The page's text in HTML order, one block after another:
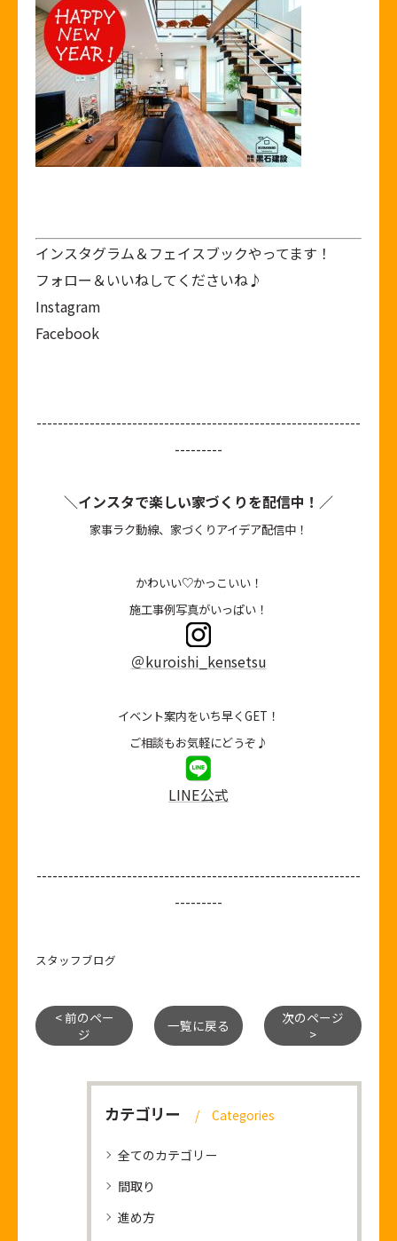
インスタグラム＆フェイスブックやってます！
フォロー＆いいねしてくださいね♪
Instagram
Facebook
-------------------------------------------------------------
---------
＼インスタで楽しい家づくりを配信中！／
家事ラク動線、家づくりアイデア配信中！
かわいい♡かっこいい！
施工事例写真がいっぱい！
＠kuroishi_kensetsu
イベント案内をいち早くGET！
ご相談もお気軽にどうぞ♪
LINE公式
-------------------------------------------------------------
---------
スタッフブログ
< 前のペー
ジ
一覧に戻る
次のページ
>
カテゴリー Categories
全てのカテゴリー
間取り
進め方